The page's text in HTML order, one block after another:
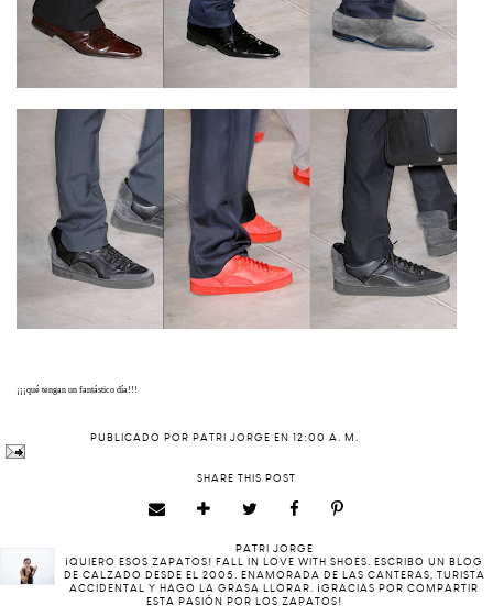
¡¡¡qué tengan un fantástico día!!!
PUBLICADO POR PATRI JORGE EN 12:00 A. M.
SHARE THIS POST
PATRI JORGE
¡QUIERO ESOS ZAPATOS! FALL IN LOVE WITH SHOES. ESCRIBO UN BLOG
DE CALZADO DESDE EL 2005. ENAMORADA DE LAS CANTERAS, TURISTA
ACCIDENTAL Y HAGO LA GRASA LLORAR. ¡GRACIAS POR COMPARTIR
ESTA PASIÓN POR LOS ZAPATOS!